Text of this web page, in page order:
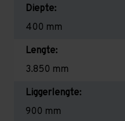
Diepte:
400 mm
Lengte:
3.850 mm
Liggerlengte:
900 mm